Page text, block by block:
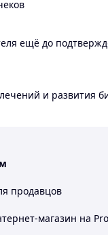
ещё до
и
продавцов
магазин на